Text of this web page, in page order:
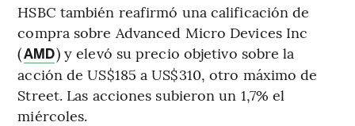
HSBC también reafirmó una calificación de
compra sobre Advanced Micro Devices Inc
(AMD) y elevó su precio objetivo sobre la
acción de US$185 a US$310, otro máximo de
Street. Las acciones subieron un 1,7% el
miércoles.